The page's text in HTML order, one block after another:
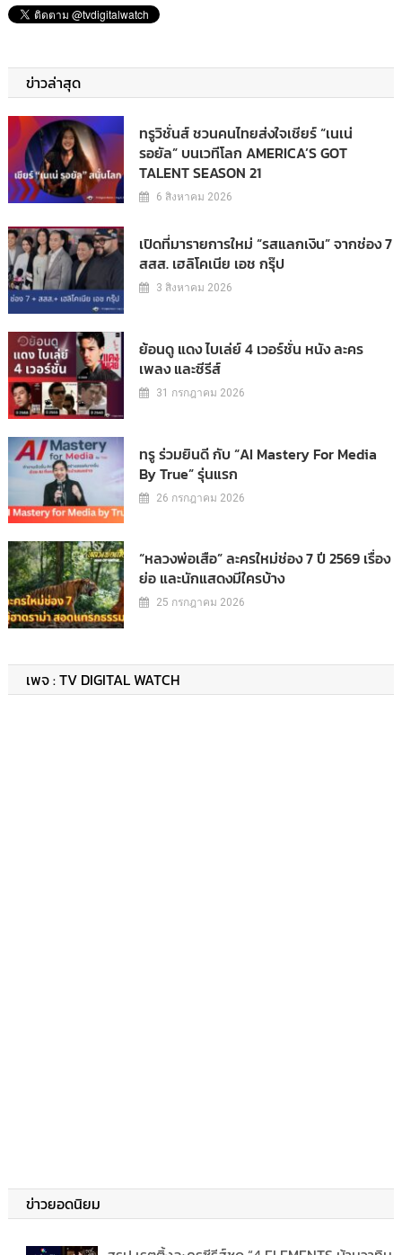
ข่าวล่าสุด
ทรูวิชั่นส์ ชวนคนไทยส่งใจเชียร์ “เนเน่
รอยัล” บนเวทีโลก AMERICA’S GOT
TALENT SEASON 21
6 สิงหาคม 2026
เปิดที่มารายการใหม่ “รสแลกเงิน” จากช่อง 7
สสส. เฮลิโคเนีย เอช กรุ๊ป
3 สิงหาคม 2026
ย้อนดู แดง ไบเล่ย์ 4 เวอร์ชั่น หนัง ละคร
เพลง และซีรีส์
31 กรกฎาคม 2026
ทรู ร่วมยินดี กับ “AI Mastery For Media
By True” รุ่นแรก
26 กรกฎาคม 2026
“หลวงพ่อเสือ” ละครใหม่ช่อง 7 ปี 2569 เรื่อง
ย่อ และนักแสดงมีใครบ้าง
25 กรกฎาคม 2026
เพจ : TV DIGITAL WATCH
ข่าวยอดนิยม